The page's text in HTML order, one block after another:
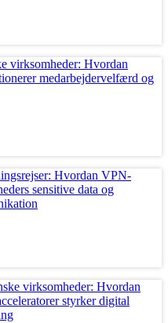
virksomheder: Hvordan
medarbejdervelfærd og
Hvordan VPN-
sensitive data og
virksomheder: Hvordan
styrker digital